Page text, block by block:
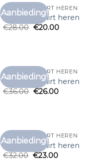
Aanbieding!
Toevoegen
aan
ZEEMAN T SHIRT HEREN
zeeman t shirt heren
€28.00 €20.00
Aanbieding!
Toevoegen
aan
ZEEMAN T SHIRT HEREN
zeeman t shirt heren
€36.00 €26.00
Aanbieding!
Toevoegen
aan
ZEEMAN T SHIRT HEREN
zeeman t shirt heren
€32.00 €23.00